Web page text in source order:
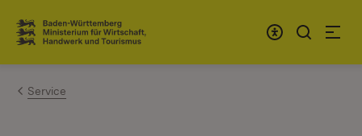
Zum Inhalt springen
Link zur Startseite
Service